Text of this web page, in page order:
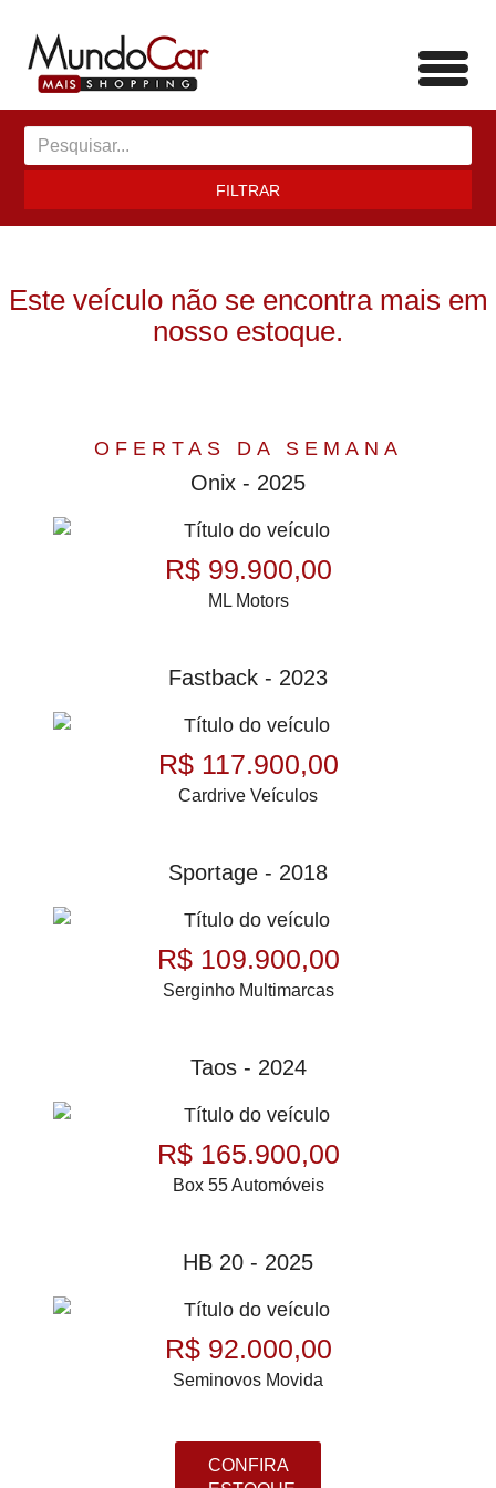
FILTRAR
Este veículo não se encontra mais em
nosso estoque.
OFERTAS DA SEMANA
Onix - 2025
R$ 99.900,00
ML Motors
Fastback - 2023
R$ 117.900,00
Cardrive Veículos
Sportage - 2018
R$ 109.900,00
Serginho Multimarcas
Taos - 2024
R$ 165.900,00
Box 55 Automóveis
HB 20 - 2025
R$ 92.000,00
Seminovos Movida
CONFIRA